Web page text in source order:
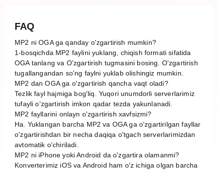
FAQ
MP2 ni OGA ga qanday o'zgartirish mumkin?
1-bosqichda MP2 faylini yuklang, chiqish formati sifatida
OGA tanlang va O'zgartirish tugmasini bosing. O'zgartirish
tugallangandan so'ng faylni yuklab olishingiz mumkin.
MP2 dan OGA ga o'zgartirish qancha vaqt oladi?
Tezlik fayl hajmiga bog'liq. Yuqori unumdorli serverlarimiz
tufayli o'zgartirish imkon qadar tezda yakunlanadi.
MP2 fayllarini onlayn o'zgartirish xavfsizmi?
Ha. Yuklangan barcha MP2 va OGA ga o'zgartirilgan fayllar
o'zgartirishdan bir necha daqiqa o'tgach serverlarimizdan
avtomatik o'chiriladi.
MP2 ni iPhone yoki Android da o'zgartira olamanmi?
Konverterimiz iOS va Android ham o'z ichiga olgan barcha